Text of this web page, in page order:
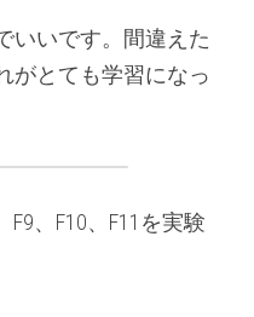
いいです。間違えた
がとても学習になっ
、F10、F11を実験